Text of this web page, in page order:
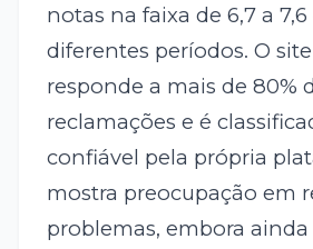
notas na faixa de 6,7 a 7,6
diferentes períodos. O
responde a mais de 80%
reclamações e é
confiável pela própria
mostra preocupação em
problemas, embora